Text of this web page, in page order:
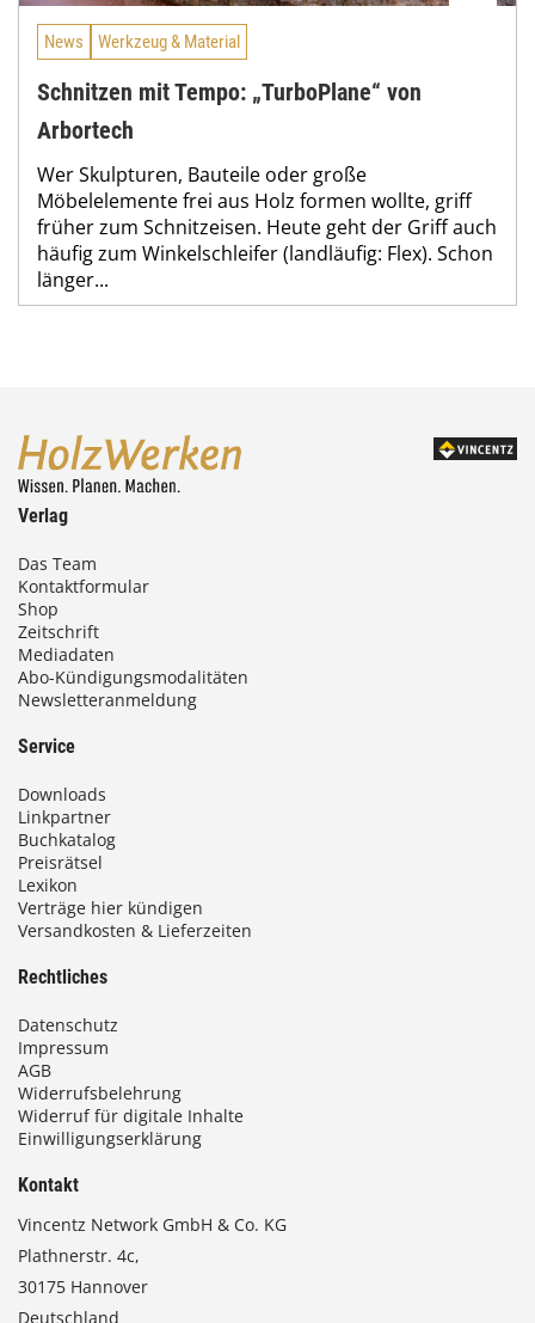
News Werkzeug & Material
Schnitzen mit Tempo: „TurboPlane“ von
Arbortech
Wer Skulpturen, Bauteile oder große
Möbelelemente frei aus Holz formen wollte, griff
früher zum Schnitzeisen. Heute geht der Griff auch
häufig zum Winkelschleifer (landläufig: Flex). Schon
länger...
Verlag
Das Team
Kontaktformular
Shop
Zeitschrift
Mediadaten
Abo-Kündigungsmodalitäten
Newsletteranmeldung
Service
Downloads
Linkpartner
Buchkatalog
Preisrätsel
Lexikon
Verträge hier kündigen
Versandkosten & Lieferzeiten
Rechtliches
Datenschutz
Impressum
AGB
Widerrufsbelehrung
Widerruf für digitale Inhalte
Einwilligungserklärung
Kontakt
Vincentz Network GmbH & Co. KG
Plathnerstr. 4c,
30175 Hannover
Deutschland